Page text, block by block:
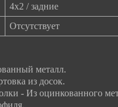
4х2 / задние
Отсутствует
металл.
из досок.
- Из оцинкованного